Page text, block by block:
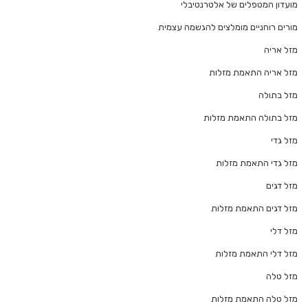
מועדון המטפלים של אלטרנטיבלי
מורים רוחניים מומלצים להגשמה עצמית
מזל אריה
מזל אריה התאמת מזלות
מזל בתולה
מזל בתולה התאמת מזלות
מזל גדי
מזל גדי התאמת מזלות
מזל דגים
מזל דגים התאמת מזלות
מזל דלי
מזל דלי התאמת מזלות
מזל טלה
מזל טלה התאמת מזלות